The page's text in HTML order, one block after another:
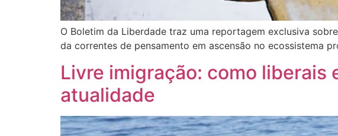
O Boletim da Liberdade traz uma reportagem exclusiva
da correntes de pensamento em ascensão no ecossistema
Livre imigração: como liberais
atualidade